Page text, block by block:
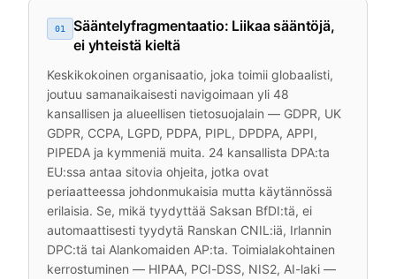
01
Sääntelyfragmentaatio: Liikaa sääntöjä,
ei yhteistä kieltä
Keskikokoinen organisaatio, joka toimii globaalisti,
joutuu samanaikaisesti navigoimaan yli 48
kansallisen ja alueellisen tietosuojalain — GDPR, UK
GDPR, CCPA, LGPD, PDPA, PIPL, DPDPA, APPI,
PIPEDA ja kymmeniä muita. 24 kansallista DPA:ta
EU:ssa antaa sitovia ohjeita, jotka ovat
periaatteessa johdonmukaisia mutta käytännössä
erilaisia. Se, mikä tyydyttää Saksan BfDI:tä, ei
automaattisesti tyydytä Ranskan CNIL:iä, Irlannin
DPC:tä tai Alankomaiden AP:ta. Toimialakohtainen
kerrostuminen — HIPAA, PCI-DSS, NIS2, AI-laki —